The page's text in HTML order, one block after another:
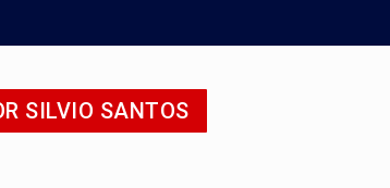
8,5 bilhões e RO projeta alta de 8,8%
SILVIO SANTOS